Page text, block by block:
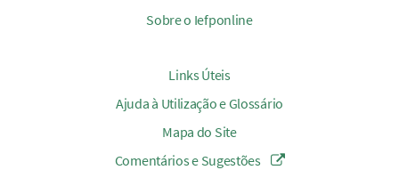
Sobre o Iefponline
Links Úteis
Ajuda à Utilização e Glossário
Mapa do Site
Comentários e Sugestões